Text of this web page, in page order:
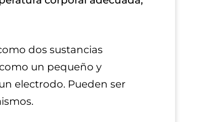
dos sustancias
un pequeño y
electrodo. Pueden ser